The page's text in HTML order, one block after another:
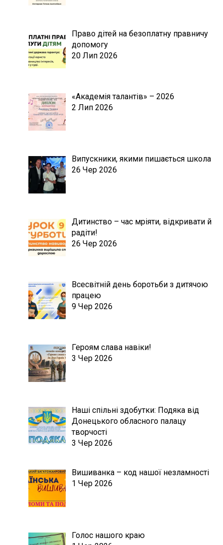
Право дітей на безоплатну правничу
допомогу
20 Лип 2026
«Академія талантів» – 2026
2 Лип 2026
Випускники, якими пишається школа
26 Чер 2026
Дитинство – час мріяти, відкривати й
радіти!
26 Чер 2026
Всесвітній день боротьби з дитячою
працею
9 Чер 2026
Героям слава навіки!
3 Чер 2026
Наші спільні здобутки: Подяка від
Донецького обласного палацу
творчості
3 Чер 2026
Вишиванка – код нашої незламності
1 Чер 2026
Голос нашого краю